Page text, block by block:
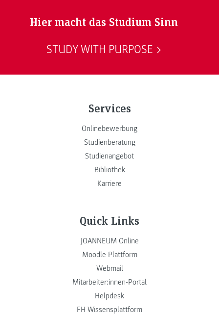
Hier macht das Studium Sinn
STUDY WITH PURPOSE
Services
Onlinebewerbung
Studienberatung
Studienangebot
Bibliothek
Karriere
Quick Links
JOANNEUM Online
Moodle Plattform
Webmail
Mitarbeiter:innen-Portal
Helpdesk
FH Wissensplattform